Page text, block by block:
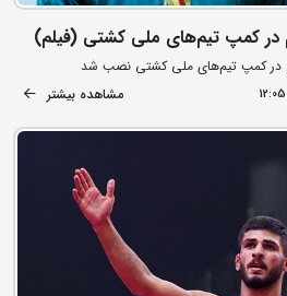
در کمپ تیم‌های ملی کشتی (فیلم)
در کمپ تیم‌های ملی کشتی نصب شد
12:05 مشاهده بیشتر